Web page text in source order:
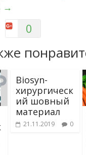
→
0
Biosyn-
хирургическ
ий шовный
материал
21.11.2019 0